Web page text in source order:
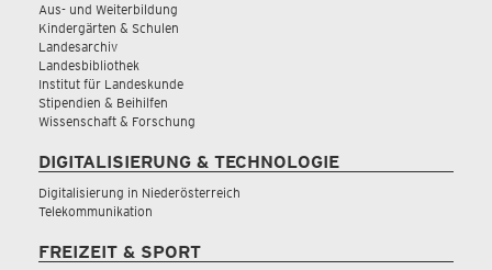
Aus- und Weiterbildung
Kindergärten & Schulen
Landesarchiv
Landesbibliothek
Institut für Landeskunde
Stipendien & Beihilfen
Wissenschaft & Forschung
DIGITALISIERUNG & TECHNOLOGIE
Digitalisierung in Niederösterreich
Telekommunikation
FREIZEIT & SPORT